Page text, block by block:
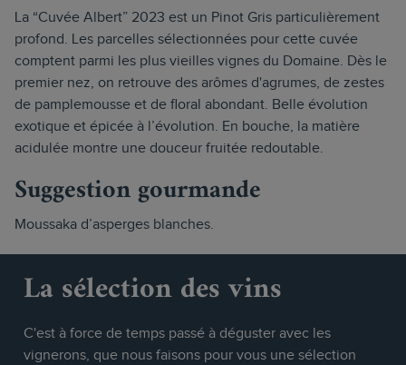
La “Cuvée Albert” 2023 est un Pinot Gris particulièrement
profond. Les parcelles sélectionnées pour cette cuvée
comptent parmi les plus vieilles vignes du Domaine. Dès le
premier nez, on retrouve des arômes d'agrumes, de zestes
de pamplemousse et de floral abondant. Belle évolution
exotique et épicée à l’évolution. En bouche, la matière
acidulée montre une douceur fruitée redoutable.
Suggestion gourmande
Moussaka d’asperges blanches.
La sélection des vins
C'est à force de temps passé à déguster avec les
vignerons, que nous faisons pour vous une sélection